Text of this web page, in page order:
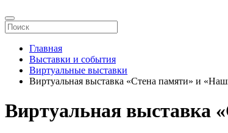
Главная
Выставки и события
Виртуальные выставки
Виртуальная выставка «Стена памяти» и
Виртуальная выставка